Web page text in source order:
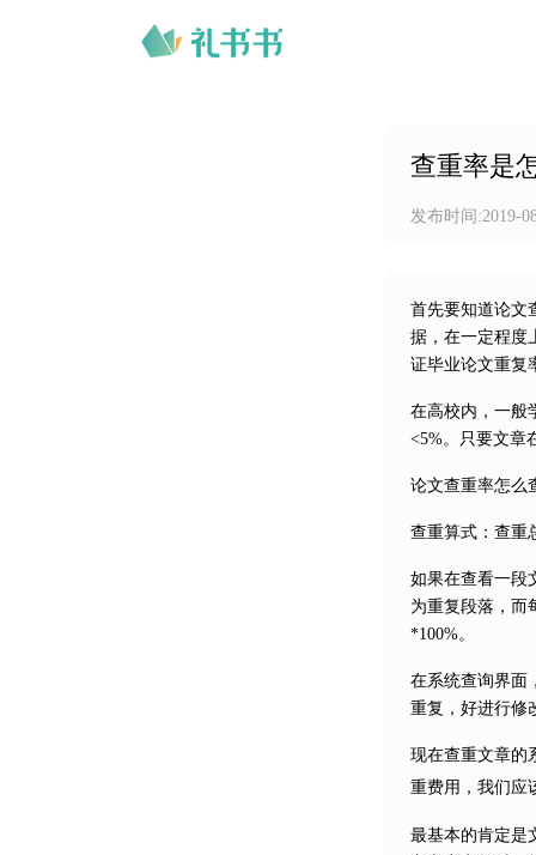
查重率是
发布时间:2019-
首先要知道论文
据，在一定程度
证毕业论文重复
在高校内，一般
<5%。只要文章
论文查重率怎么
查重算式：查重
如果在查看一段
为重复段落，而
*100%。
在系统查询界面
重复，好进行修
现在查重文章的
重费用，我们应
最基本的肯定是